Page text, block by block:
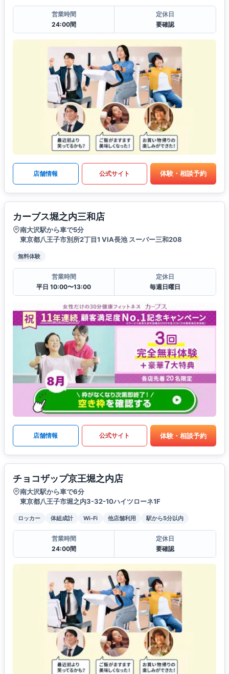
営業時間
24:00間
定休日
要確認
店舗情報 公式サイト 体験・相談予約
カーブス堀之内三和店
南大沢駅から車で5分
東京都八王子市別所2丁目1 VIA長池 スーパー三和208
無料体験
営業時間
平日 10:00〜13:00
定休日
毎週日曜日
店舗情報 公式サイト 体験・相談予約
チョコザップ京王堀之内店
南大沢駅から車で6分
東京都八王子市堀之内3-32-10ハイツローネ1F
ロッカー 体組成計 Wi-Fi 他店舗利用 駅から5分以内
営業時間
24:00間
定休日
要確認